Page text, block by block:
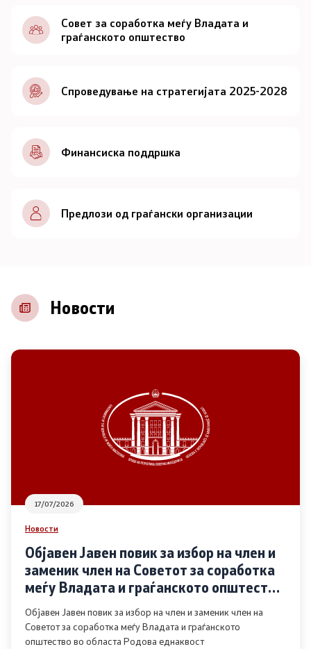
Документи
Совет
За советот
Документи
Записници и дневни редови од седниците на
Советот
Контакт
Основање на здружение
Дијалог меѓу Владата и граѓанскиот сектор
Отворени денови за иницијативи на граѓанските
организации
Финансиска поддршка
Совет за соработка меѓу Владата и
граѓанското општество
Спроведување на стратегијата 2025-2028
Финансиска поддршка
Предлози од граѓански организации
Новости
17/07/2026
Новости
Објавен Јавен повик за избор на член и
заменик член на Советот за соработка
меѓу Владата и граѓанското општество
во областа Родова еднаквост
Објавен Јавен повик за избор на член и заменик член на
Советот за соработка меѓу Владата и граѓанското
општество во областа Родова еднаквост